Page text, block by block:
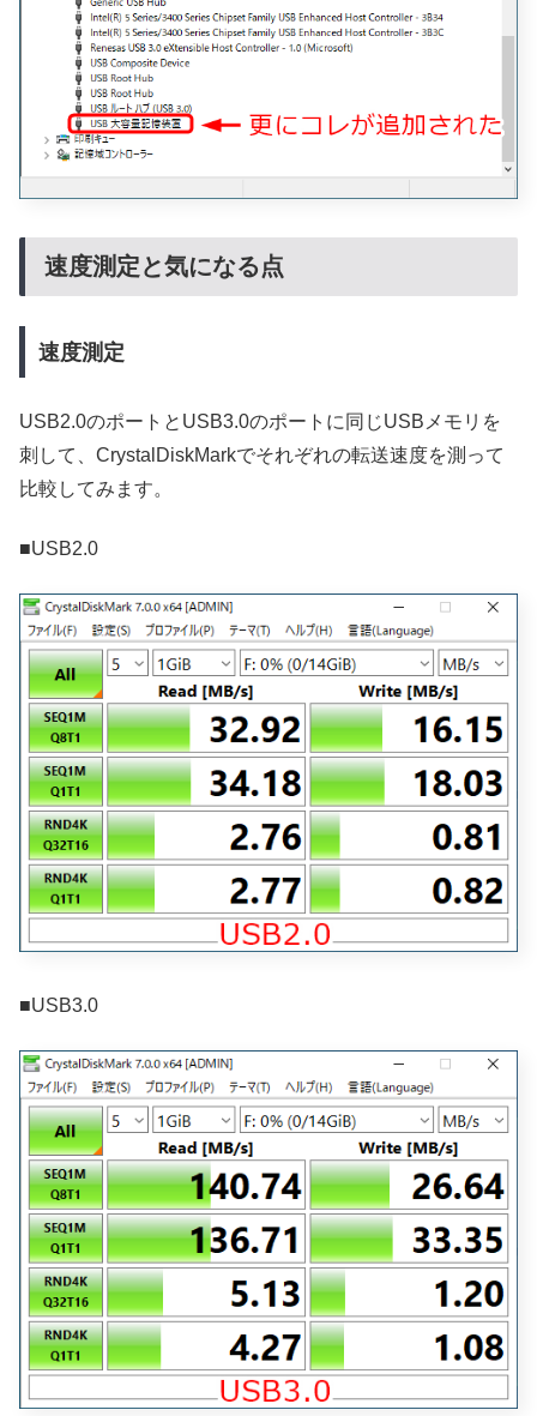
速度測定と気になる点
速度測定
USB2.0のポートとUSB3.0のポートに同じUSBメモリを
刺して、CrystalDiskMarkでそれぞれの転送速度を測って
比較してみます。
■USB2.0
■USB3.0